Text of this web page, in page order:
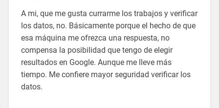
A mi, que me gusta currarme los trabajos y verificar
los datos, no. Básicamente porque el hecho de que
esa máquina me ofrezca una respuesta, no
compensa la posibilidad que tengo de elegir
resultados en Google. Aunque me lleve más
tiempo. Me confiere mayor seguridad verificar los
datos.